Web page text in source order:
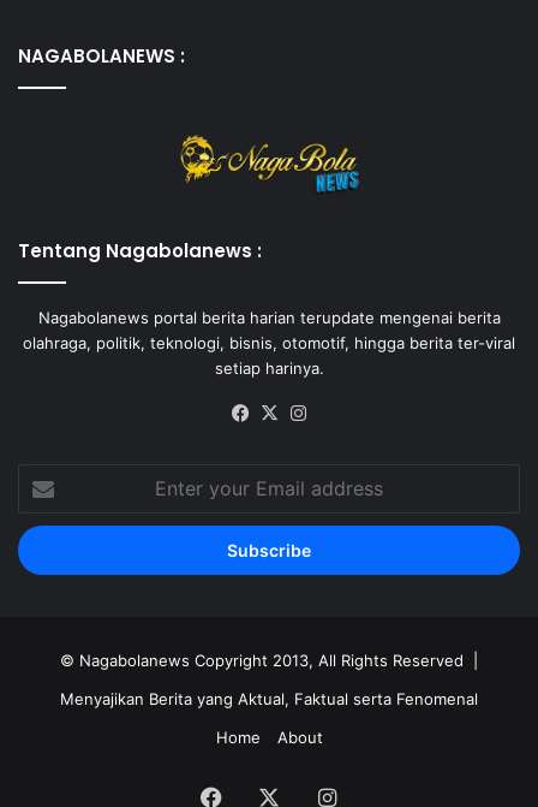
NAGABOLANEWS :
Tentang Nagabolanews :
Nagabolanews portal berita harian terupdate mengenai berita
olahraga, politik, teknologi, bisnis, otomotif, hingga berita ter-viral
setiap harinya.
Facebook
X
Enter
your
Email
address
© Nagabolanews Copyright 2013, All Rights Reserved |
Menyajikan Berita yang Aktual, Faktual serta Fenomenal
Home
About
Facebook Instagram